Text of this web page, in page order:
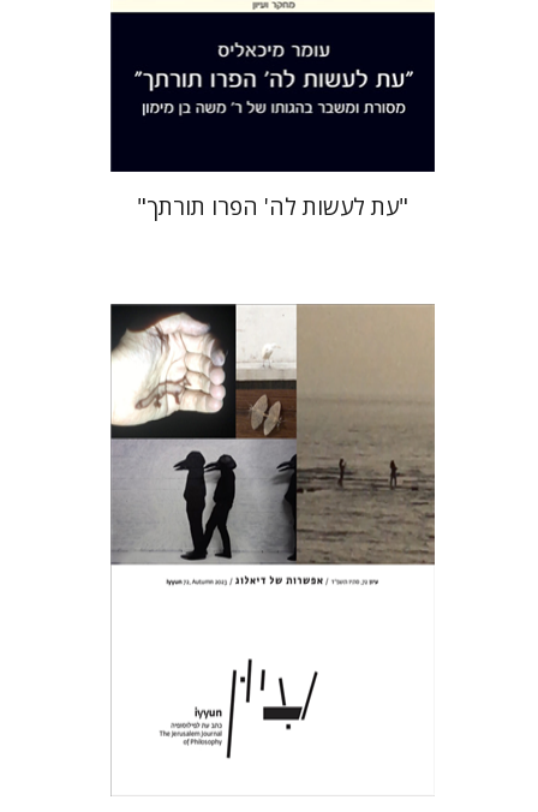
הנחת אתר ספר מודפס
$42
$38
"עת לעשות לה' הפרו תורתך"
הנחת אתר ספר מודפס
$31
$28